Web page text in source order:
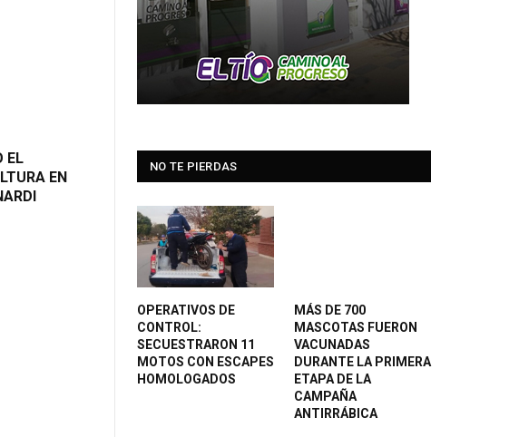
EL
EN
NO TE PIERDAS
OPERATIVOS DE
CONTROL:
SECUESTRARON 11
MOTOS CON ESCAPES
HOMOLOGADOS
MÁS DE 700
MASCOTAS FUERON
VACUNADAS
DURANTE LA PRIMERA
ETAPA DE LA
CAMPAÑA
ANTIRRÁBICA